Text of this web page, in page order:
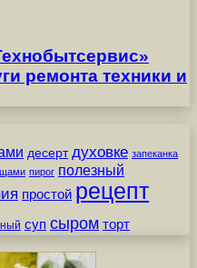
ремонта техники и
десерт духовке запеканка
пирог полезный
простой рецепт
суп сыром торт